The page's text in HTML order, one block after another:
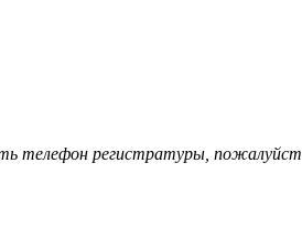
телефон регистратуры,